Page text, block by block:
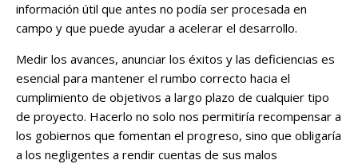
información útil que antes no podía ser procesada en
campo y que puede ayudar a acelerar el desarrollo.
Medir los avances, anunciar los éxitos y las deficiencias es
esencial para mantener el rumbo correcto hacia el
cumplimiento de objetivos a largo plazo de cualquier tipo
de proyecto. Hacerlo no solo nos permitiría recompensar a
los gobiernos que fomentan el progreso, sino que obligaría
a los negligentes a rendir cuentas de sus malos